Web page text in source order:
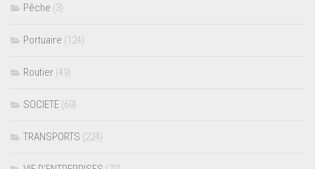
Pêche (3)
Portuaire (124)
Routier (49)
SOCIETE (69)
TRANSPORTS (224)